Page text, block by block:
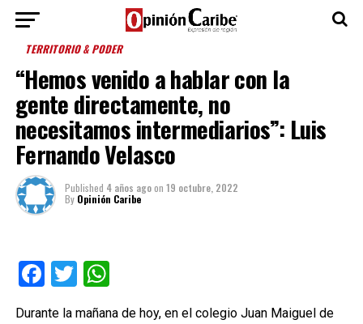
TERRITORIO & PODER
“Hemos venido a hablar con la
gente directamente, no
necesitamos intermediarios”: Luis
Fernando Velasco
Published 4 años agoon 19 octubre, 2022
By Opinión Caribe
Facebook
TwitterWhatsApp
Durante la mañana de hoy, en el colegio Juan Maiguel de